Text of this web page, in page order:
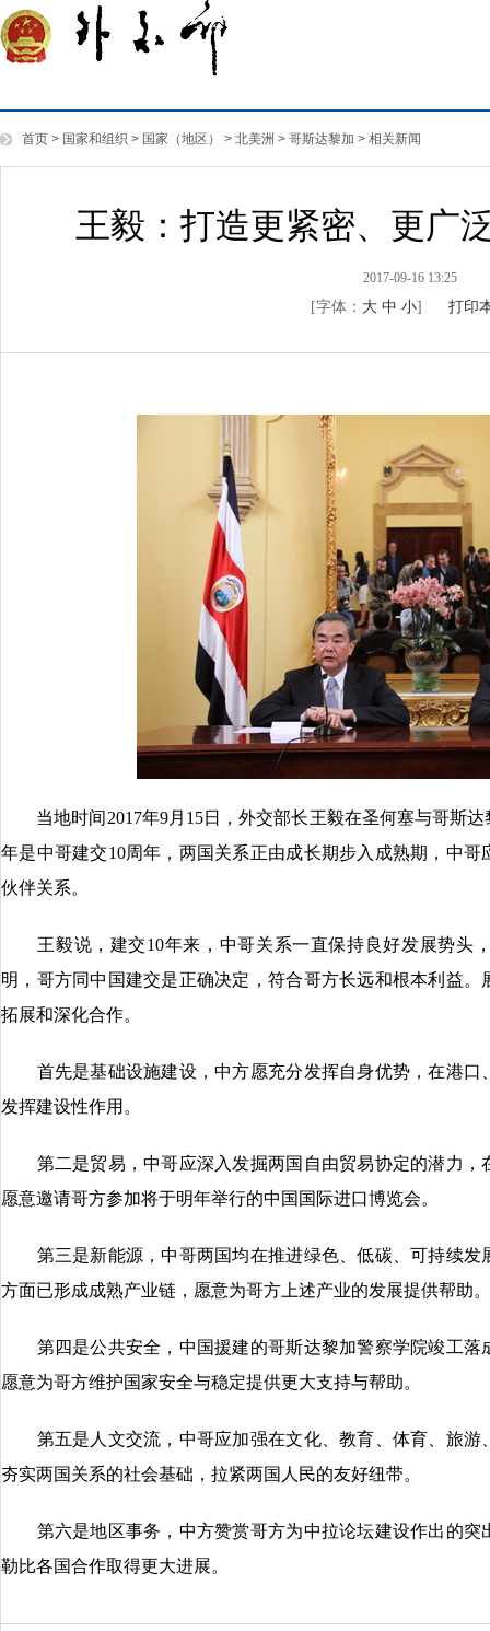
首页 > 国家和组织 > 国家（地区） > 北美洲 > 哥斯达黎加 > 相关新闻
王毅：打造更紧密、更广
2017-09-16 13:25
[字体： 大 中 小] 打印
当地时间2017年9月15日，外交部长王毅在圣何塞与哥斯达
年是中哥建交10周年，两国关系正由成长期步入成熟期，中
伙伴关系。
王毅说，建交10年来，中哥关系一直保持良好发展势头
明，哥方同中国建交是正确决定，符合哥方长远和根本利益
拓展和深化合作。
首先是基础设施建设，中方愿充分发挥自身优势，在港口
发挥建设性作用。
第二是贸易，中哥应深入发掘两国自由贸易协定的潜力，
愿意邀请哥方参加将于明年举行的中国国际进口博览会。
第三是新能源，中哥两国均在推进绿色、低碳、可持续发
方面已形成成熟产业链，愿意为哥方上述产业的发展提供帮助。
第四是公共安全，中国援建的哥斯达黎加警察学院竣工落
愿意为哥方维护国家安全与稳定提供更大支持与帮助。
第五是人文交流，中哥应加强在文化、教育、体育、旅游
夯实两国关系的社会基础，拉紧两国人民的友好纽带。
第六是地区事务，中方赞赏哥方为中拉论坛建设作出的突
勒比各国合作取得更大进展。